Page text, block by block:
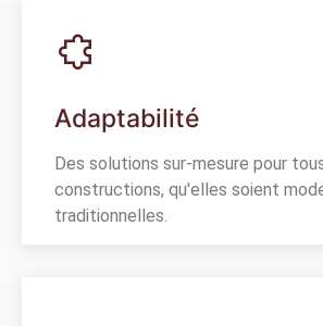
Adaptabilité
Des solutions sur-mesure pour
constructions, qu'elles soient
traditionnelles.